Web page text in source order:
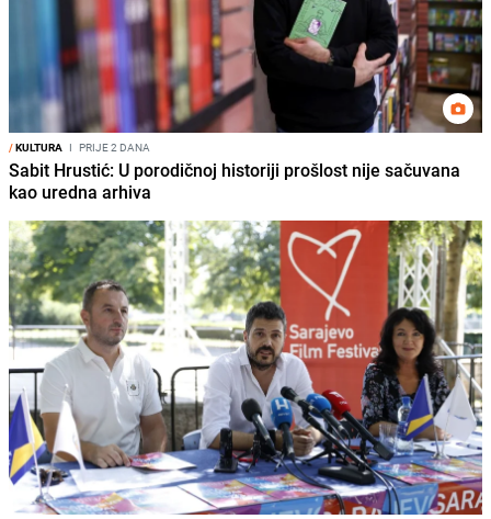
/KULTURA I PRIJE 2 DANA
Sabit Hrustić: U porodičnoj historiji prošlost nije sačuvana
kao uredna arhiva